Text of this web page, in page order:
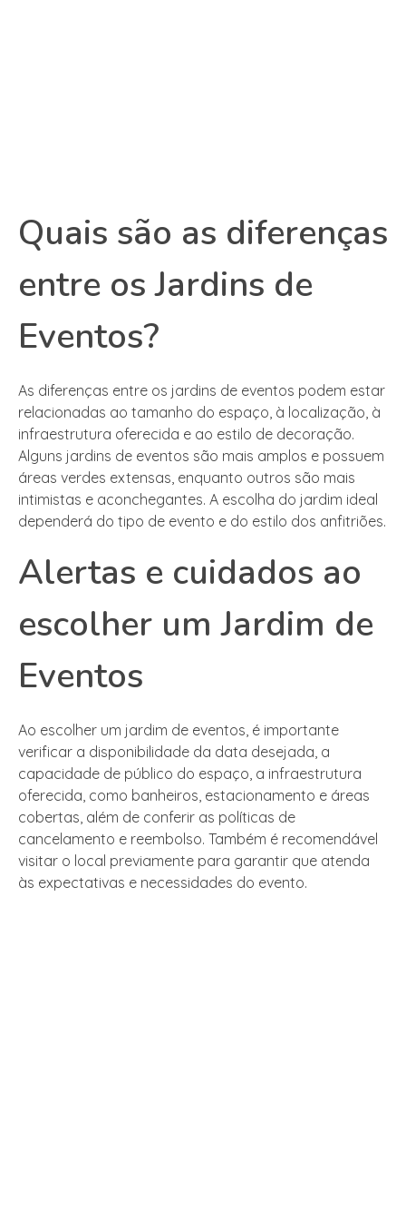
Quais são as diferenças
entre os Jardins de
Eventos?
As diferenças entre os jardins de eventos podem estar
relacionadas ao tamanho do espaço, à localização, à
infraestrutura oferecida e ao estilo de decoração.
Alguns jardins de eventos são mais amplos e possuem
áreas verdes extensas, enquanto outros são mais
intimistas e aconchegantes. A escolha do jardim ideal
dependerá do tipo de evento e do estilo dos anfitriões.
Alertas e cuidados ao
escolher um Jardim de
Eventos
Ao escolher um jardim de eventos, é importante
verificar a disponibilidade da data desejada, a
capacidade de público do espaço, a infraestrutura
oferecida, como banheiros, estacionamento e áreas
cobertas, além de conferir as políticas de
cancelamento e reembolso. Também é recomendável
visitar o local previamente para garantir que atenda
às expectativas e necessidades do evento.